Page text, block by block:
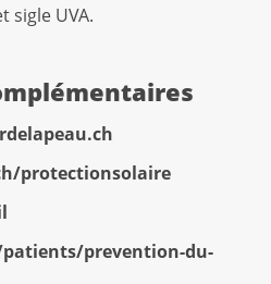
sigle UVA.
protectionsolaire
prevention-du-